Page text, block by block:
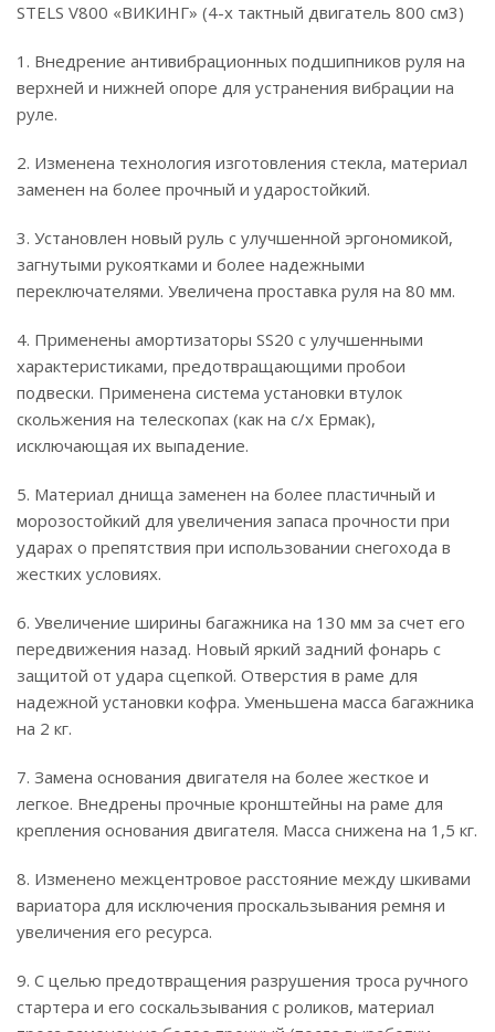
STELS V800 «ВИКИНГ» (4-х тактный двигатель 800 см3)
1. Внедрение антивибрационных подшипников руля на
верхней и нижней опоре для устранения вибрации на
руле.
2. Изменена технология изготовления стекла, материал
заменен на более прочный и ударостойкий.
3. Установлен новый руль с улучшенной эргономикой,
загнутыми рукоятками и более надежными
переключателями. Увеличена проставка руля на 80 мм.
4. Применены амортизаторы SS20 с улучшенными
характеристиками, предотвращающими пробои
подвески. Применена система установки втулок
скольжения на телескопах (как на с/х Ермак),
исключающая их выпадение.
5. Материал днища заменен на более пластичный и
морозостойкий для увеличения запаса прочности при
ударах о препятствия при использовании снегохода в
жестких условиях.
6. Увеличение ширины багажника на 130 мм за счет его
передвижения назад. Новый яркий задний фонарь с
защитой от удара сцепкой. Отверстия в раме для
надежной установки кофра. Уменьшена масса багажника
на 2 кг.
7. Замена основания двигателя на более жесткое и
легкое. Внедрены прочные кронштейны на раме для
крепления основания двигателя. Масса снижена на 1,5 кг.
8. Изменено межцентровое расстояние между шкивами
вариатора для исключения проскальзывания ремня и
увеличения его ресурса.
9. С целью предотвращения разрушения троса ручного
стартера и его соскальзывания с роликов, материал